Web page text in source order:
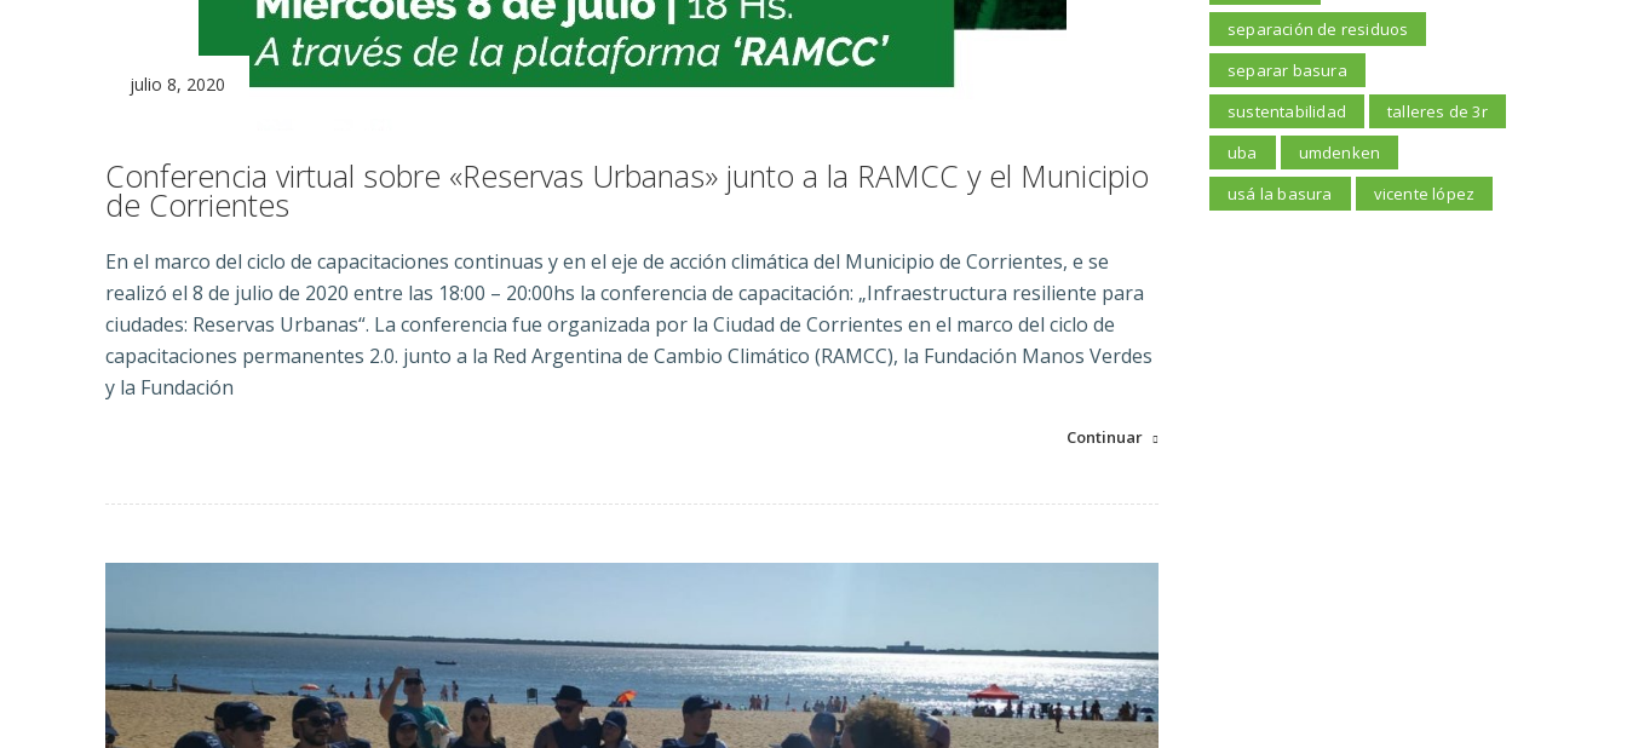
julio 8, 2020
Conferencia virtual sobre «Reservas Urbanas» junto a la RAMCC y el Municipio
de Corrientes
En el marco del ciclo de capacitaciones continuas y en el eje de acción climática del Municipio de Corrientes, e se
realizó el 8 de julio de 2020 entre las 18:00 – 20:00hs la conferencia de capacitación: „Infraestructura resiliente para
ciudades: Reservas Urbanas“. La conferencia fue organizada por la Ciudad de Corrientes en el marco del ciclo de
capacitaciones permanentes 2.0. junto a la Red Argentina de Cambio Climático (RAMCC), la Fundación Manos Verdes
y la Fundación
Continuar
separación de residuos
separar basura
sustentabilidad
talleres de 3r
uba
umdenken
usá la basura
vicente lópez